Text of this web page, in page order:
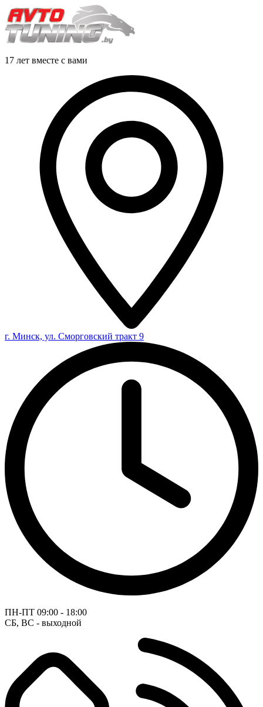
17 лет вместе с вами
г. Минск, ул. Сморговский тракт 9
ПН-ПТ 09:00 - 18:00
СБ, ВС - выходной